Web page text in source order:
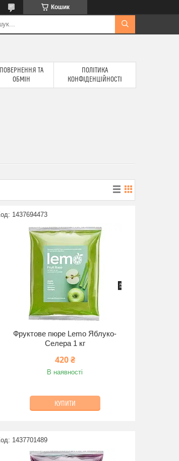
Кошик
ПОВЕРНЕННЯ ТА
ОБМІН
ПОЛІТИКА
КОНФІДЕНЦІЙНОСТІ
1437694473
Фруктове пюре Lemo Яблуко-
Селера 1 кг
420 ₴
В наявності
КУПИТИ
1437701489